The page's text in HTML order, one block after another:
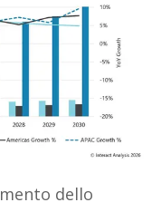
dello